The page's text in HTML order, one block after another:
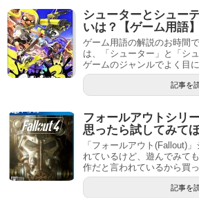
シューターとシュー
いは？【ゲーム用語】
ゲーム用語の解説のお時間
は、「シューター」と「シ
ゲームのジャンルでよく目
記事を
フォールアウトシリ
思ったら試してみて
「フォールアウト(Fallout)
れているけど、遊んでみて
作だと言われているから買
記事を